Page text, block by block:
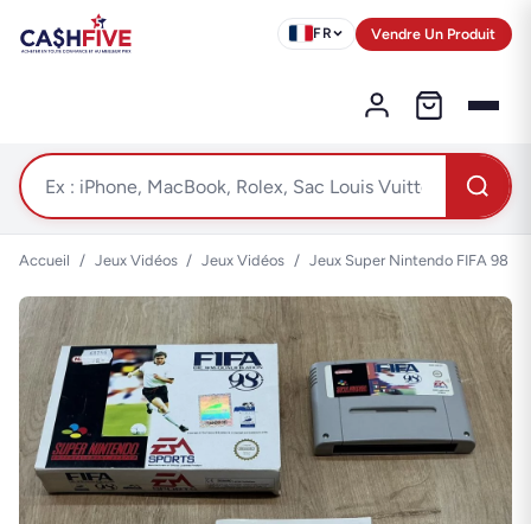
FR Vendre Un Produit
Accueil / Jeux Vidéos / Jeux Vidéos / Jeux Super Nintendo FIFA 98